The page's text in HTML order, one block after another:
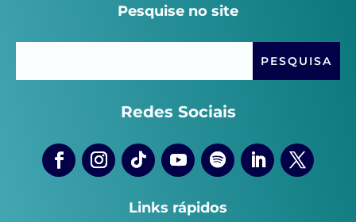
Pesquise no site
Redes Sociais
Links rápidos